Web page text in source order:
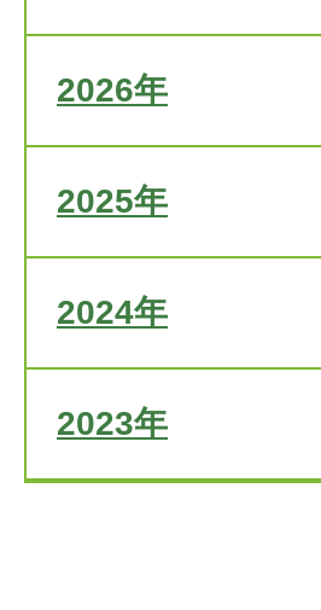
2026年
2025年
2024年
2023年